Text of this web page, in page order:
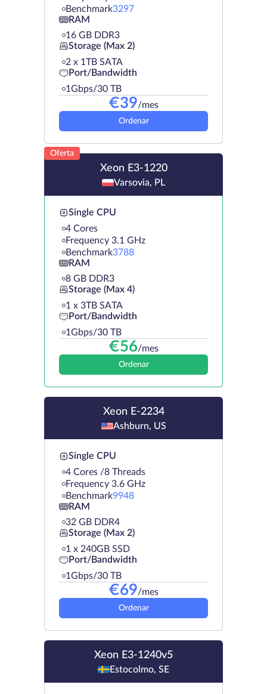
Benchmark3297
RAM
16 GB DDR3
Storage (Max 2)
2 х 1TB SATA
Port/Bandwidth
1Gbps/30 TB
€39/mes
Ordenar
Oferta
Xeon E3-1220
Varsovia, PL
Single CPU
4 Cores
Frequency 3.1 GHz
Benchmark3788
RAM
8 GB DDR3
Storage (Max 4)
1 х 3TB SATA
Port/Bandwidth
1Gbps/30 TB
€56/mes
Ordenar
Xeon E-2234
Ashburn, US
Single CPU
4 Cores /8 Threads
Frequency 3.6 GHz
Benchmark9948
RAM
32 GB DDR4
Storage (Max 2)
1 х 240GB SSD
Port/Bandwidth
1Gbps/30 TB
€69/mes
Ordenar
Xeon E3-1240v5
Estocolmo, SE